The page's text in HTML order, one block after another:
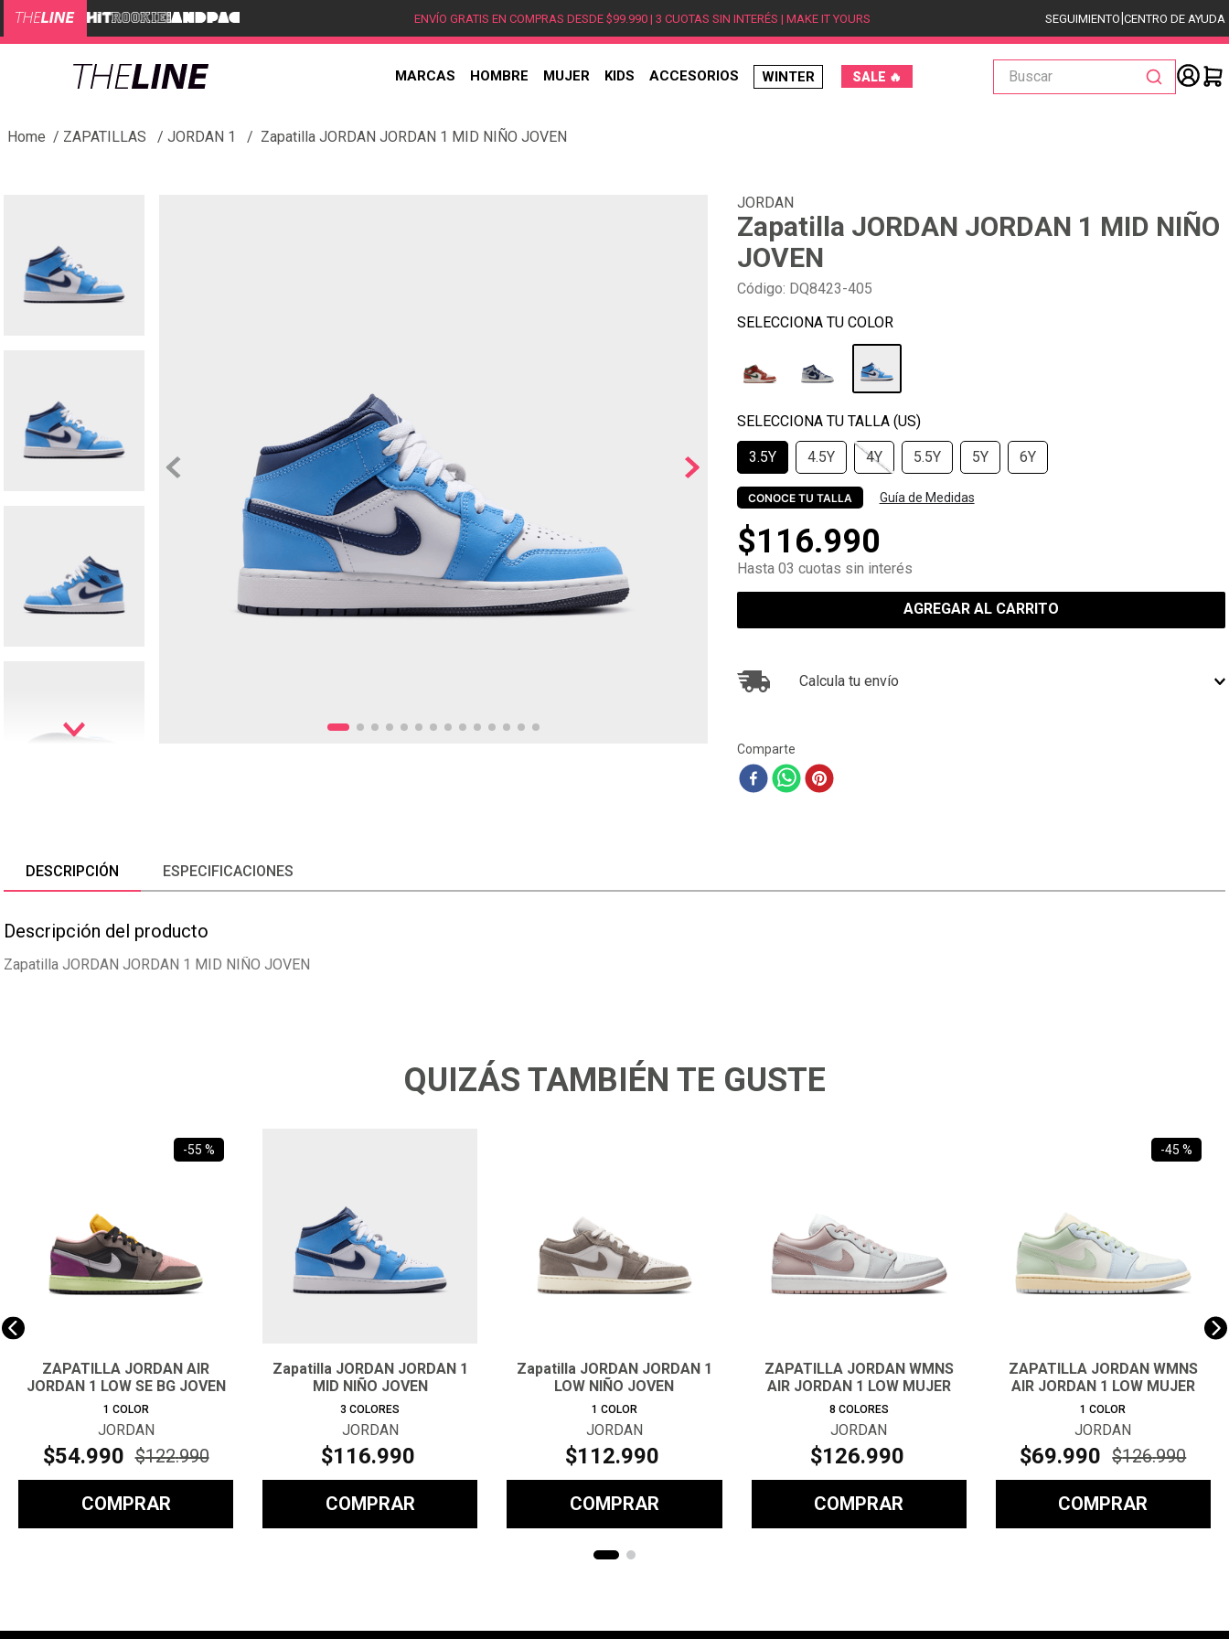
ENVÍO GRATIS EN COMPRAS DESDE $99.990 | 3 CUOTAS SIN INTERÉS | MAKE IT YOURS SEGUIMIENTO|CENTRO DE AYUDA
MARCAS HOMBRE MUJER KIDS ACCESORIOS WINTER SALE 🔥
Buscar
ZAPATILLAS JORDAN 1 Zapatilla JORDAN JORDAN 1 MID NIÑO JOVEN
JORDAN
Zapatilla JORDAN JORDAN 1 MID NIÑO
JOVEN
Código: DQ8423-405
3.5Y 4.5Y 4Y 5.5Y 5Y 6Y
CONOCE TU TALLA Guía de Medidas
$116.990
Hasta 03 cuotas sin interés
AGREGAR AL CARRITO
Calcula tu envío
Comparte
DESCRIPCIÓN ESPECIFICACIONES
Descripción del producto
Zapatilla JORDAN JORDAN 1 MID NIÑO JOVEN
QUIZÁS TAMBIÉN TE GUSTE
-55 %
ZAPATILLA JORDAN AIR
JORDAN 1 LOW SE BG JOVEN
1 COLOR
JORDAN
$54.990 $122.990
COMPRAR
Zapatilla JORDAN JORDAN 1
MID NIÑO JOVEN
3 COLORES
JORDAN
$116.990
COMPRAR
Zapatilla JORDAN JORDAN 1
LOW NIÑO JOVEN
1 COLOR
JORDAN
$112.990
COMPRAR
ZAPATILLA JORDAN WMNS
AIR JORDAN 1 LOW MUJER
8 COLORES
JORDAN
$126.990
COMPRAR
-45 %
ZAPATILLA JORDAN WMNS
AIR JORDAN 1 LOW MUJER
1 COLOR
JORDAN
$69.990 $126.990
COMPRAR